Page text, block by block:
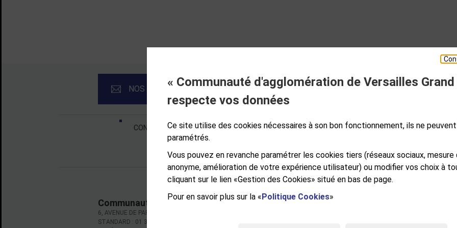
« Communauté d'agglomération de Versailles Grand
respecte vos données
Ce site utilise des cookies nécessaires à son bon fonctionnement, ils ne
paramétrés.
Vous pouvez en revanche paramétrer les cookies tiers (réseaux sociaux, mesure
anonyme, amélioration de votre expérience utilisateur) ou modifier vos choix à
cliquant sur le lien «Gestion des Cookies» situé en bas de page.
Pour en savoir plus sur la «Politique Cookies»
NOS NEWSLETTERS ESPACE PRESSE
Liens bas de page
CONTACT MENTIONS LÉGALES PLAN DE SITE ACCESSIBILITÉ NUMÉRIQUE
GESTION DES COOKIES
Communauté d'agglomération de Versailles Grand Parc
6, AVENUE DE PARIS - CS 10922 - 78009 VERSAILLES CEDEX
STANDARD : 01 39 66 30 00 - OUVERT DU LUNDI AU VENDREDI DE 9H À 12H ET DE